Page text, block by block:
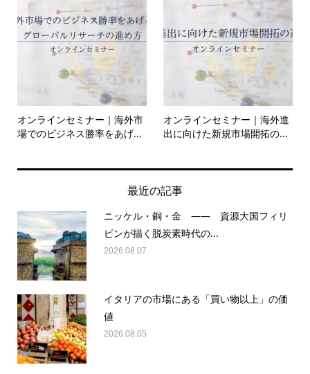
オンラインセミナー｜海外市
場でのビジネス勝率をあげ...
オンラインセミナー｜海外進
出に向けた新規市場開拓の...
最近の記事
ニッケル・銅・金 —— 資源大国フィリ
ピンが描く脱炭素時代の...
2026.08.07
イタリアの市場にある「買い物以上」の価
値
2026.08.05